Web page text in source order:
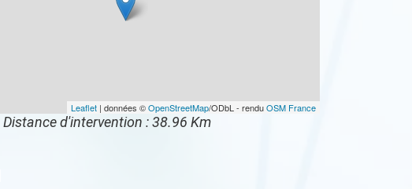
Leaflet| données ©OpenStreetMap/ODbL - renduOSM France
Distance d'intervention : 38.96 Km